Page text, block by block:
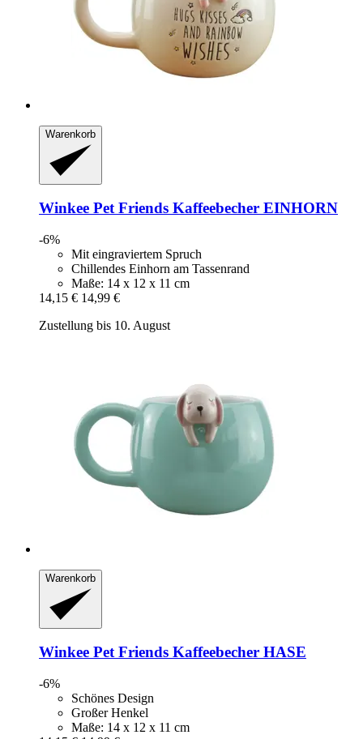
Warenkorb
Winkee Pet Friends Kaffeebecher EINHORN
-6%
Mit eingraviertem Spruch
Chillendes Einhorn am Tassenrand
Maße: 14 x 12 x 11 cm
14,15 € 14,99 €
Zustellung bis 10. August
Warenkorb
Winkee Pet Friends Kaffeebecher HASE
-6%
Schönes Design
Großer Henkel
Maße: 14 x 12 x 11 cm